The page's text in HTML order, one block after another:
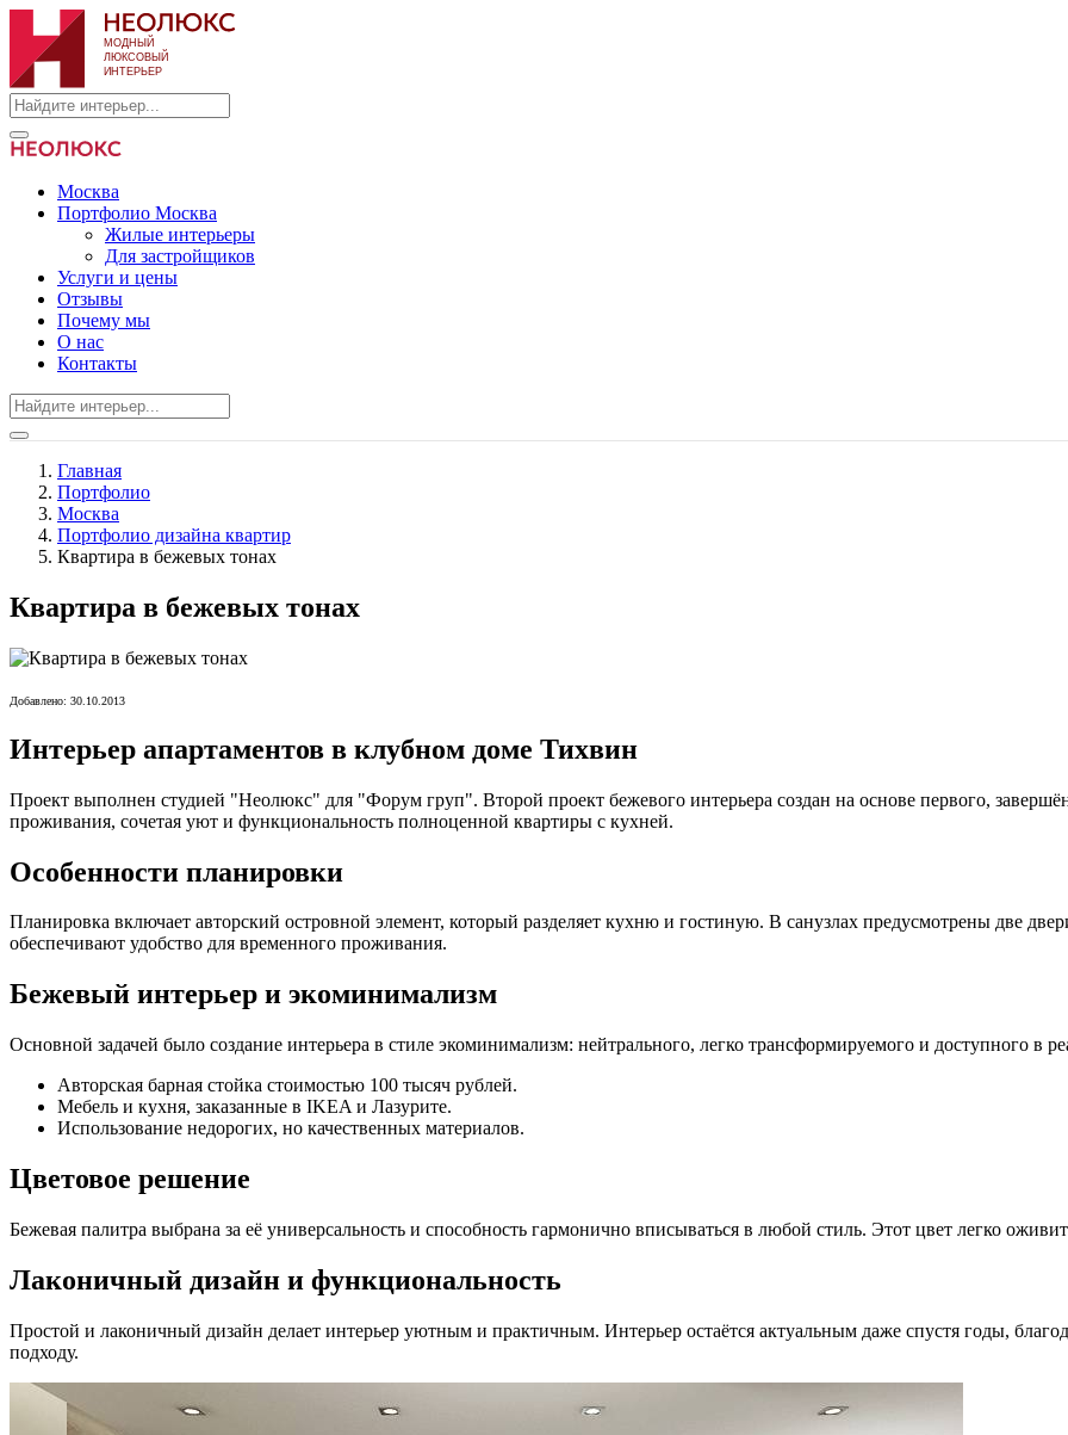
Москва
Портфолио Москва
Жилые интерьеры
Для застройщиков
Услуги и цены
Отзывы
Почему мы
О нас
Контакты
Главная
Портфолио
Москва
Портфолио дизайна квартир
Квартира в бежевых тонах
Квартира в бежевых тонах
Добавлено: 30.10.2013
Интерьер апартаментов в клубном доме Тихвин
Проект выполнен студией "Неолюкс" для "Форум груп". Второй проект бежевого интерьера создан на основе первого,
проживания, сочетая уют и функциональность полноценной квартиры с кухней.
Особенности планировки
Планировка включает авторский островной элемент, который разделяет кухню и гостиную. В санузлах предусмотрены две
обеспечивают удобство для временного проживания.
Бежевый интерьер и экоминимализм
Основной задачей было создание интерьера в стиле экоминимализм: нейтрального, легко трансформируемого и доступного в
Авторская барная стойка стоимостью 100 тысяч рублей.
Мебель и кухня, заказанные в IKEA и Лазурите.
Использование недорогих, но качественных материалов.
Цветовое решение
Бежевая палитра выбрана за её универсальность и способность гармонично вписываться в любой стиль. Этот цвет легко
Лаконичный дизайн и функциональность
Простой и лаконичный дизайн делает интерьер уютным и практичным. Интерьер остаётся актуальным даже спустя годы,
подходу.